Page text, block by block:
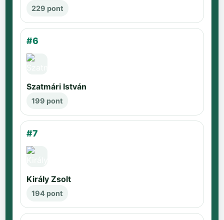
229 pont
#6
Szatmári István
199 pont
#7
Király Zsolt
194 pont